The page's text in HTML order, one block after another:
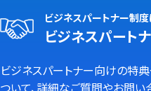
ビジネスパートナー制
ビジネスパート
ビジネスパートナー向けの特
ついて、詳細なご質問やお問